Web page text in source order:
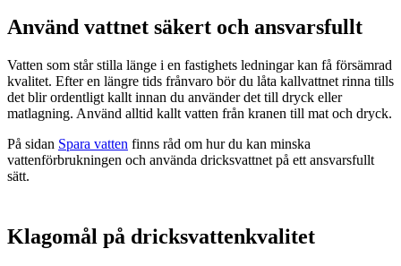
Använd vattnet säkert och ansvarsfullt
Vatten som står stilla länge i en fastighets ledningar kan få försämrad
kvalitet. Efter en längre tids frånvaro bör du låta kallvattnet rinna tills
det blir ordentligt kallt innan du använder det till dryck eller
matlagning. Använd alltid kallt vatten från kranen till mat och dryck.
På sidan Spara vatten finns råd om hur du kan minska
vattenförbrukningen och använda dricksvattnet på ett ansvarsfullt
sätt.
Klagomål på dricksvattenkvalitet